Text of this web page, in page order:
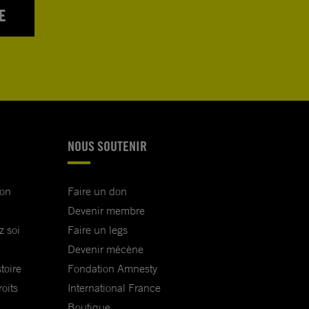
soi
NOUS SOUTENIR
Faire un don
Devenir membre
Faire un legs
Devenir mécène
Fondation Amnesty
International France